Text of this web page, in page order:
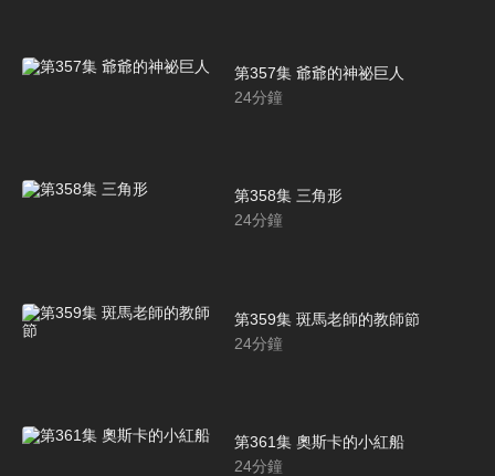
第357集 爺爺的神祕巨人
24分鐘
第358集 三角形
24分鐘
第359集 斑馬老師的教師節
24分鐘
第361集 奧斯卡的小紅船
24分鐘